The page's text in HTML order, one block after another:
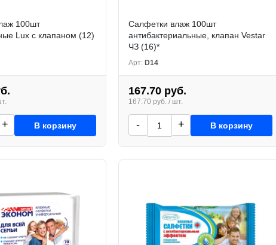
100шт
Lux с клапаном (12)
+ В корзину
Салфетки влаж 100шт
антибактериальные, клапан Vestar
ЧЗ (16)*
Арт: D14
167.70 руб.
167.70 руб. / шт.
- + В корзину